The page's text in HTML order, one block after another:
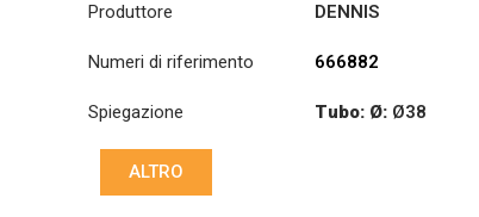
Produttore DENNIS
Numeri di riferimento 666882
Spiegazione Tubo: Ø: Ø38
ALTRO